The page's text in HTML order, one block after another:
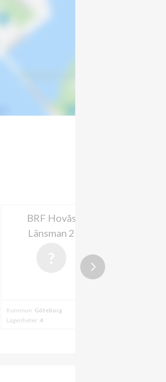
BRF Hovås
Länsman 2
Kommun Göteborg
Lägenheter 4